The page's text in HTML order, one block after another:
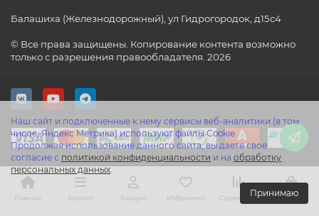
Наш сайт и подключенные к нему сервисы веб-аналитики (в том
числе, Яндекс Метрика) используют файлы Cookie.
Продолжая использование данного сайта, вы даете свое
согласие с политикой конфиденциальности и на обработку
персональных данных.
Принимаю
Балашиха (Железнодорожный), ул Гидрогородок, д15с4
© Все права защищены. Копирование контента возможно
только с разрешения правообладателя. 2026
Главная Каталог Аккаунт Избранное Сравнение Корзина